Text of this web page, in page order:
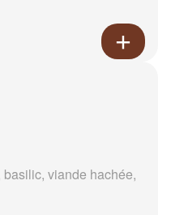
viande hachée,